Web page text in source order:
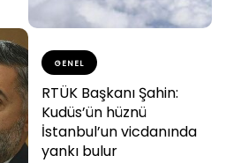
GENEL
RTÜK Başkanı Şahin:
Kudüs’ün hüznü
İstanbul’un vicdanında
yankı bulur